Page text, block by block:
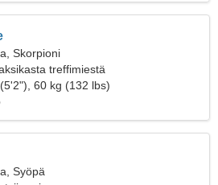
Skorpioni
treffimiestä
60 kg (132 lbs)
Syöpä